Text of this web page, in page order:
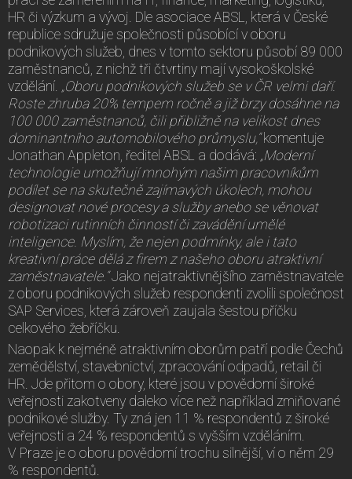
HR či výzkum a vývoj. Dle asociace ABSL, která v České
republice sdružuje společnosti působící v oboru
podnikových služeb, dnes v tomto sektoru působí 89 000
zaměstnanců, z nichž tři čtvrtiny mají vysokoškolské
vzdělání. „Oboru podnikových služeb se v ČR velmi daří.
Roste zhruba 20% tempem ročně a již brzy dosáhne na
100 000 zaměstnanců, čili přibližně na velikost dnes
dominantního automobilového průmyslu,“komentuje
Jonathan Appleton, ředitel ABSL a dodává: „Moderní
technologie umožňují mnohým našim pracovníkům
podílet se na skutečně zajímavých úkolech, mohou
designovat nové procesy a služby anebo se věnovat
robotizaci rutinních činností či zavádění umělé
inteligence. Myslím, že nejen podmínky, ale i tato
kreativní práce dělá z firem z našeho oboru atraktivní
zaměstnavatele.“Jako nejatraktivnějšího zaměstnavatele
z oboru podnikových služeb respondenti zvolili společnost
SAP Services, která zároveň zaujala šestou příčku
celkového žebříčku.
Naopak k nejméně atraktivním oborům patří podle Čechů
zemědělství, stavebnictví, zpracování odpadů, retail či
HR. Jde přitom o obory, které jsou v povědomí široké
veřejnosti zakotveny daleko více než například zmiňované
podnikové služby. Ty zná jen 11 % respondentů z široké
veřejnosti a 24 % respondentů s vyšším vzděláním.
V Praze je o oboru povědomí trochu silnější, ví o něm 29
% respondentů.